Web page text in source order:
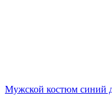
Мужской костюм синий